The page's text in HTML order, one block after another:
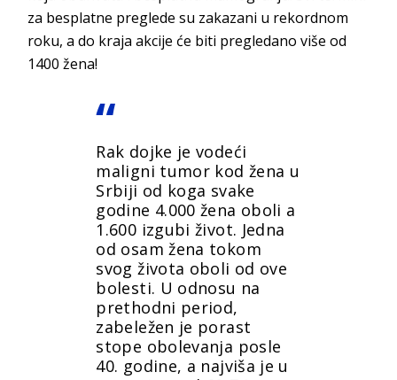
za besplatne preglede su zakazani u rekordnom
roku, a do kraja akcije će biti pregledano više od
1400 žena!
Rak dojke je vodeći
maligni tumor kod žena u
Srbiji od koga svake
godine 4.000 žena oboli a
1.600 izgubi život. Jedna
od osam žena tokom
svog života oboli od ove
bolesti. U odnosu na
prethodni period,
zabeležen je porast
stope obolevanja posle
40. godine, a najviša je u